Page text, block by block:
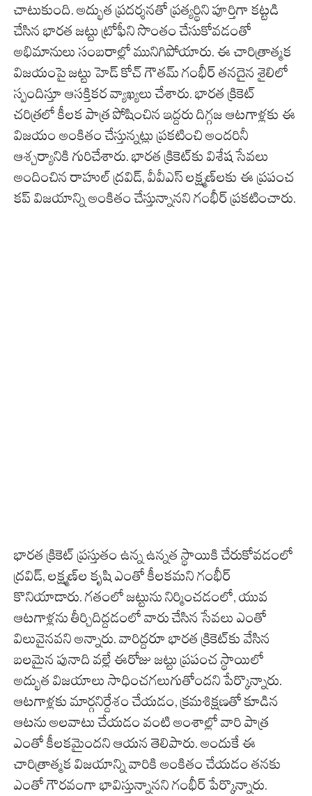
చాటుకుంది. అద్భుత ప్రదర్శనతో ప్రత్యర్థిని పూర్తిగా కట్టడి
చేసిన భారత జట్టు ట్రోఫీని సొంతం చేసుకోవడంతో
అభిమానులు సంబరాల్లో మునిగిపోయారు. ఈ చారిత్రాత్మక
విజయంపై జట్టు హెడ్ కోచ్ గౌతమ్ గంభీర్ తనదైన శైలిలో
స్పందిస్తూ ఆసక్తికర వ్యాఖ్యలు చేశారు. భారత క్రికెట్
చరిత్రలో కీలక పాత్ర పోషించిన ఇద్దరు దిగ్గజ ఆటగాళ్లకు ఈ
విజయం అంకితం చేస్తున్నట్లు ప్రకటించి అందరినీ
ఆశ్చర్యానికి గురిచేశారు. భారత క్రికెట్‌కు విశేష సేవలు
అందించిన రాహుల్ ద్రవిడ్, వీవీఎస్ లక్ష్మణ్‌లకు ఈ ప్రపంచ
కప్ విజయాన్ని అంకితం చేస్తున్నానని గంభీర్ ప్రకటించారు.
భారత క్రికెట్ ప్రస్తుతం ఉన్న ఉన్నత స్థాయికి చేరుకోవడంలో
ద్రవిడ్, లక్ష్మణ్‌ల కృషి ఎంతో కీలకమని గంభీర్
కొనియాడారు. గతంలో జట్టును నిర్మించడంలో, యువ
ఆటగాళ్లను తీర్చిదిద్దడంలో వారు చేసిన సేవలు ఎంతో
విలువైనవని అన్నారు. వారిద్దరూ భారత క్రికెట్‌కు వేసిన
బలమైన పునాది వల్లే ఈరోజు జట్టు ప్రపంచ స్థాయిలో
అద్భుత విజయాలు సాధించగలుగుతోందని పేర్కొన్నారు.
ఆటగాళ్లకు మార్గనిర్దేశం చేయడం, క్రమశిక్షణతో కూడిన
ఆటను అలవాటు చేయడం వంటి అంశాల్లో వారి పాత్ర
ఎంతో కీలకమైందని ఆయన తెలిపారు. అందుకే ఈ
చారిత్రాత్మక విజయాన్ని వారికి అంకితం చేయడం తనకు
ఎంతో గౌరవంగా భావిస్తున్నానని గంభీర్ పేర్కొన్నారు.